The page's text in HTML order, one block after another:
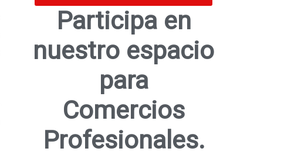
Participa en
nuestro espacio
para
Comercios
Profesionales.